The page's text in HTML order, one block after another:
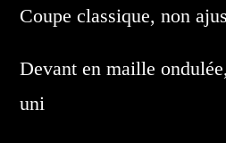
Coupe classique, non
Devant en maille
uni